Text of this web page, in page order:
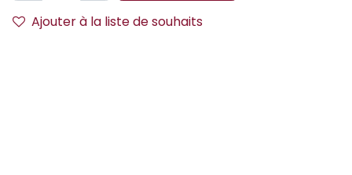
Ajouter à la liste de souhaits